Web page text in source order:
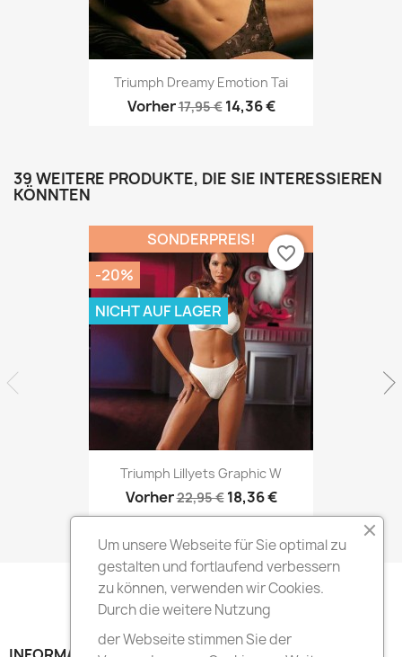
Triumph Dreamy Emotion Tai
Vorher17,95 € 14,36 €
39 WEITERE PRODUKTE, DIE SIE INTERESSIEREN
KÖNNTEN
Triumph Lillyets Graphic W
Vorher22,95 € 18,36 €
SONDERPREIS!
-20%
NICHT AUF LAGER
favorite_border
Um unsere Webseite für Sie optimal zu
gestalten und fortlaufend verbessern
zu können, verwenden wir Cookies.
Durch die weitere Nutzung
der Webseite stimmen Sie der